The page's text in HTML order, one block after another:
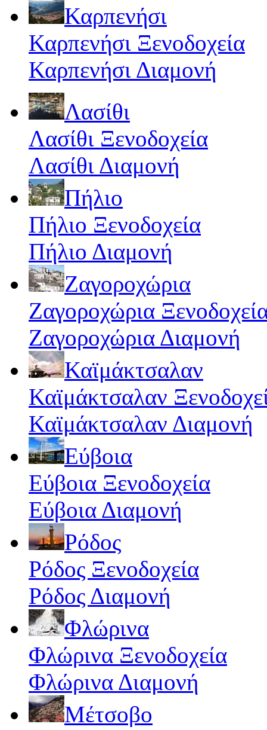
Καρπενήσι
Καρπενήσι Ξενοδοχεία
Καρπενήσι Διαμονή
Λασίθι
Λασίθι Ξενοδοχεία
Λασίθι Διαμονή
Πήλιο
Πήλιο Ξενοδοχεία
Πήλιο Διαμονή
Ζαγοροχώρια
Ζαγοροχώρια
Ζαγοροχώρια Διαμονή
Καϊμάκτσαλαν
Καϊμάκτσαλαν
Καϊμάκτσαλαν Διαμονή
Εύβοια
Εύβοια Ξενοδοχεία
Εύβοια Διαμονή
Ρόδος
Ρόδος Ξενοδοχεία
Ρόδος Διαμονή
Φλώρινα
Φλώρινα Ξενοδοχεία
Φλώρινα Διαμονή
Μέτσοβο